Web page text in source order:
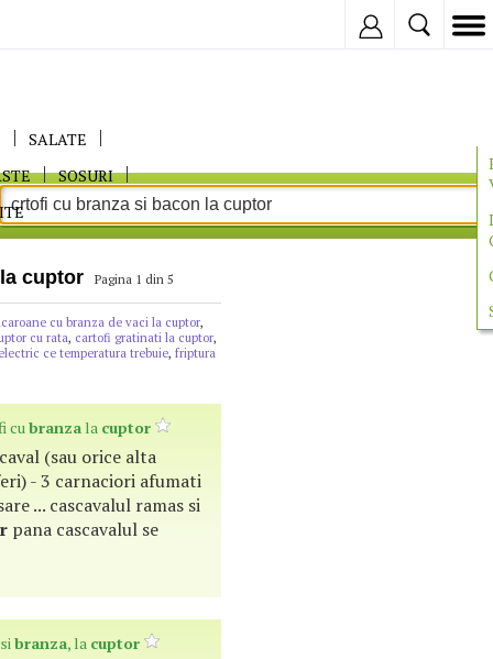
SALATE
SOSURI
cuptor Pagina 1 din 5
cu branza de vaci la cuptor,
cu rata, cartofi gratinati la cuptor,
ce temperatura trebuie, friptura
cubranzala cuptor
(sau orice alta
- 3 carnaciori afumati
... cascavalul ramas si
pana cascavalul se
branza, la cuptor